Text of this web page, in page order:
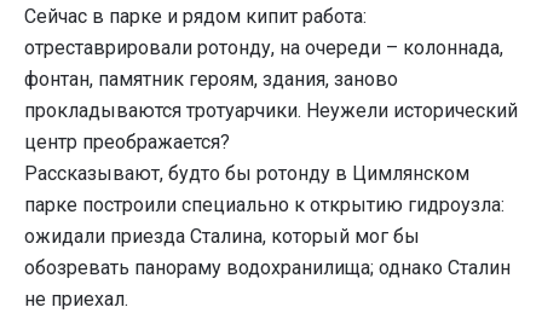
Сейчас в парке и рядом кипит работа:
отреставрировали ротонду, на очереди – колоннада,
фонтан, памятник героям, здания, заново
прокладываются тротуарчики. Неужели исторический
центр преображается?
Рассказывают, будто бы ротонду в Цимлянском
парке построили специально к открытию гидроузла:
ожидали приезда Сталина, который мог бы
обозревать панораму водохранилища; однако Сталин
не приехал.